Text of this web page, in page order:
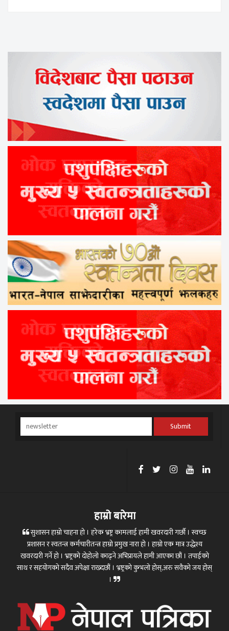
Submit
हाम्रो बारेमा
सुशासन हाम्रो चाहना हो । हरेक भ्रष्ट्र कामलाई हामी खवरदारी गर्छौ । स्वच्छ
प्रशासन र स्वतन्त्र कर्मचारीतन्त्र हाम्रो प्रमुख नारा हो । हाम्रो एक मात्र उद्धेश्य
खवरदारी गर्ने हो । भ्रष्ट्रको दोहोलो काढ्ने अभिप्रायले हामी आएका छौं । तपाईको
साथ र सहयोगको सदैव अपेक्षा राख्दछौं । भ्रष्ट्रको कुभलो होस्,अरु सवैको जय होस्
।